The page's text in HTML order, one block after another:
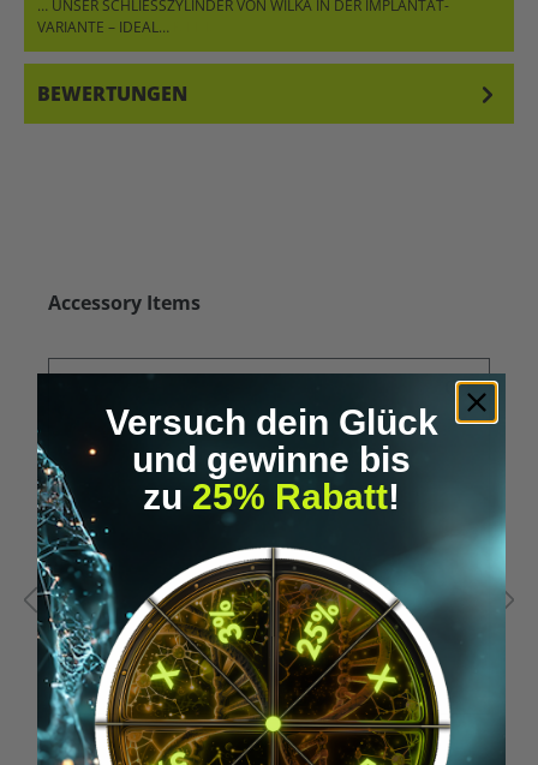
UNSER SCHLIESSZYLINDER VON WILKA IN DER IMPLANTAT-VA
RIANTE – IDEAL…
BEWERTUNGEN
Produktgalerie überspringen
Accessory Items
Versuch dein Glück
und gewinne bis
zu 25% Rabatt!